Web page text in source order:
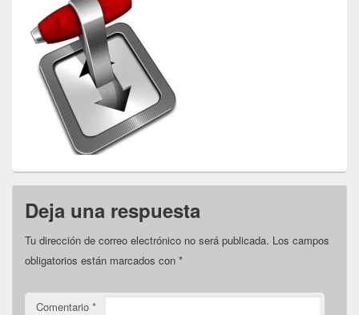
Deja una respuesta
Tu dirección de correo electrónico no será publicada. Los campos
obligatorios están marcados con *
Comentario *